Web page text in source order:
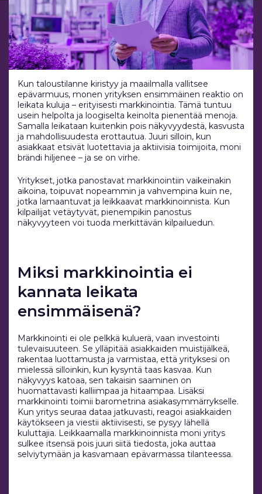
Kun taloustilanne kiristyy ja maailmalla vallitsee
epävarmuus, monen yrityksen ensimmäinen reaktio on
leikata kuluja – erityisesti markkinointia. Tämä tuntuu
usein helpolta ja loogiselta keinolta pienentää menoja.
Samalla leikataan kuitenkin pois näkyvyydestä, kasvusta
ja mahdollisuudesta erottautua. Juuri silloin, kun
asiakkaat etsivät luotettavia ja aktiivisia toimijoita, moni
brändi hiljenee – ja se on virhe.
Yritykset, jotka panostavat markkinointiin vaikeinakin
aikoina, toipuvat nopeammin ja vahvempina kuin ne,
jotka lamaantuvat ja leikkaavat markkinoinnista. Kun
kilpailijat vetäytyvät, pienempikin panostus
näkyvyyteen voi tuoda merkittävän kilpailuedun.
Miksi markkinointia ei
kannata leikata
ensimmäisenä?
Markkinointi ei ole pelkkä kuluerä, vaan investointi
tulevaisuuteen. Se ylläpitää asiakkaiden muistijälkeä,
rakentaa luottamusta ja varmistaa, että yrityksesi on
mielessä silloinkin, kun kysyntä taas kasvaa. Kun
näkyvyys katoaa, sen takaisin saaminen on
huomattavasti kalliimpaa ja hitaampaa. Lisäksi
markkinointi toimii barometrina asiakasymmärrykselle.
Kun yritys seuraa dataa jatkuvasti, reagoi asiakkaiden
käytökseen ja viestii aktiivisesti, se pysyy lähellä
kuluttajia. Leikkaamalla markkinoinnista moni yritys
sulkee itsensä pois juuri siitä tiedosta, joka auttaa
selviytymään ja kasvamaan epävarmassa tilanteessa.